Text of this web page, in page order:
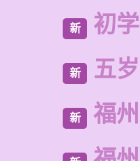
新 初
新 五
新 福